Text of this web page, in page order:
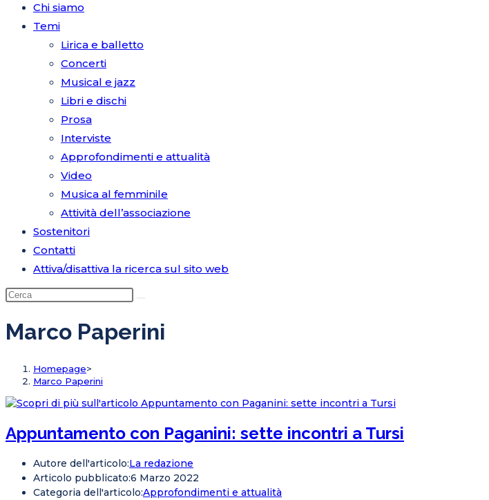
Chi siamo
Temi
Lirica e balletto
Concerti
Musical e jazz
Libri e dischi
Prosa
Interviste
Approfondimenti e attualità
Video
Musica al femminile
Attività dell’associazione
Sostenitori
Contatti
Attiva/disattiva la ricerca sul sito web
Marco Paperini
Homepage>
Marco Paperini
Appuntamento con Paganini: sette incontri a Tursi
Autore dell'articolo:La redazione
Articolo pubblicato:6 Marzo 2022
Categoria dell'articolo:Approfondimenti e attualità